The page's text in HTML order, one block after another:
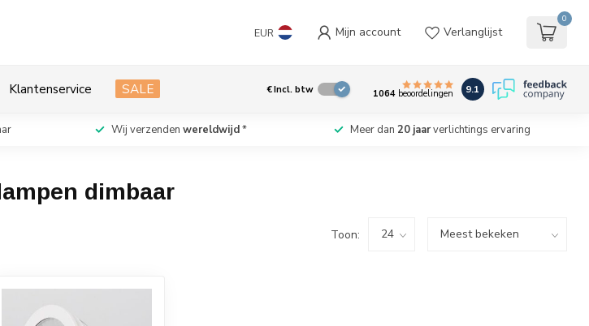
EUR Mijn account Verlanglijst
0
Klantenservice SALE €Incl. btw 1064beoordelingen 9.1
Wij verzenden wereldwijd* Meer dan 20 jaarverlichtings ervaring
dimbaar
Toon: